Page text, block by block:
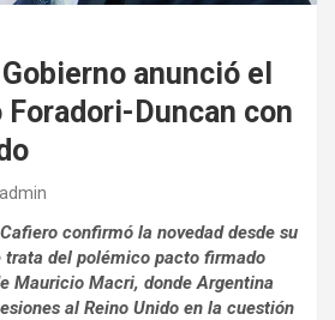
anunció el
Duncan con
admin
confirmó la novedad desde su
trata del polémico pacto firmado
Mauricio Macri, donde Argentina
al Reino Unido en la cuestión